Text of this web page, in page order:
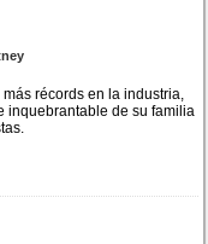
récords en la industria,
inquebrantable de su familia